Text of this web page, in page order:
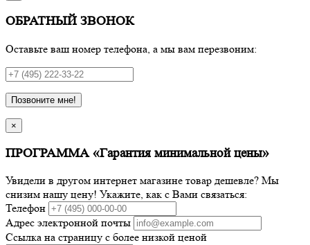
ОБРАТНЫЙ ЗВОНОК
Оставьте ваш номер телефона, а мы вам перезвоним:
Позвоните мне!
×
ПРОГРАММА «Гарантия минимальной цены»
Увидели в другом интернет магазине товар дешевле? Мы
снизим нашу цену! Укажите, как с Вами связаться:
Телефон
Адрес электронной почты
Ссылка на страницу с более низкой ценой